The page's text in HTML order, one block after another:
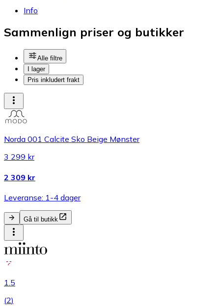
Info
Sammenlign priser og butikker
Alle filtre
I lager
Pris inkludert frakt
Norda 001 Calcite Sko Beige Mønster
3 299 kr
2 309 kr
Leveranse: 1-4 dager
Gå til butikk
1.5
(2)